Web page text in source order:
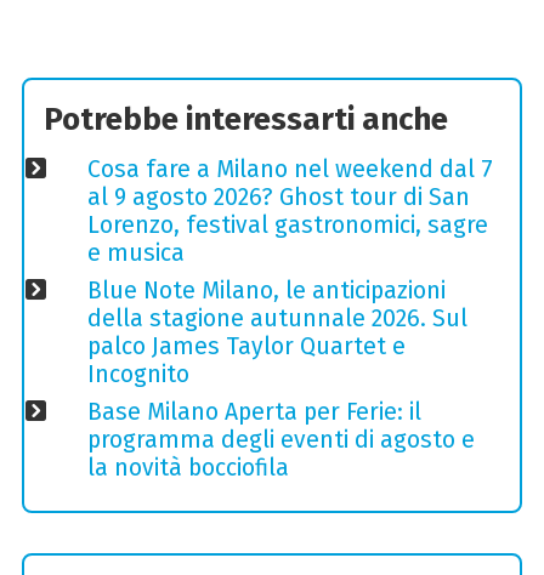
Potrebbe interessarti anche
Cosa fare a Milano nel weekend dal 7
al 9 agosto 2026? Ghost tour di San
Lorenzo, festival gastronomici, sagre
e musica
Blue Note Milano, le anticipazioni
della stagione autunnale 2026. Sul
palco James Taylor Quartet e
Incognito
Base Milano Aperta per Ferie: il
programma degli eventi di agosto e
la novità bocciofila